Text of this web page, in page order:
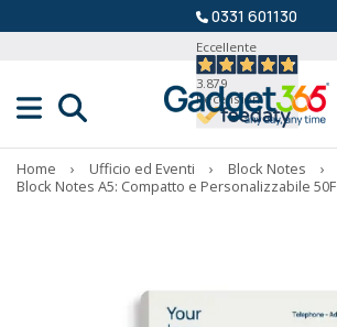
0331 601130
Eccellente
3.879
Recensioni
Home › Ufficio ed Eventi › Block Notes ›
Block Notes A5: Compatto e Personalizzabile 50F